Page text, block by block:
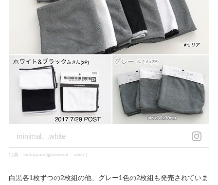
minimal._.white
出典： instagram(@minimal._.white)
白黒各1枚ずつの2枚組の他、グレー1色の2枚組も発売されていま